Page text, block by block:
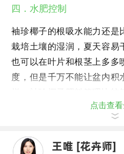
四．水肥控制
袖珍椰子的根吸水能力还是
栽培土壤的湿润，夏天容易
也可以在叶片和根茎上多多
度，但是千万不能让盆内积
点击查